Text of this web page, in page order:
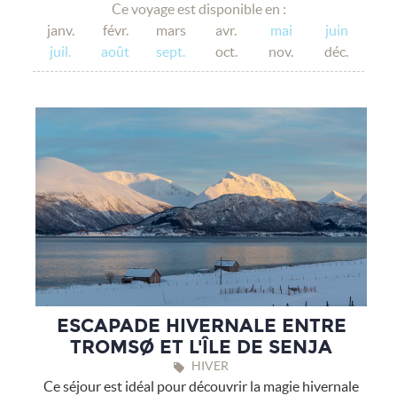
Ce voyage est disponible en :
janv.
févr. mars avr. mai
juin
juil.
août sept. oct. nov. déc.
ESCAPADE HIVERNALE ENTRE
TROMSØ ET L'ÎLE DE SENJA
HIVER
Ce séjour est idéal pour découvrir la magie hivernale